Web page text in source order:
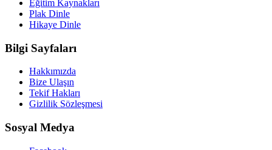
Eğitim Kaynakları
Plak Dinle
Hikaye Dinle
Bilgi Sayfaları
Hakkımızda
Bize Ulaşın
Tekif Hakları
Gizlilik Sözleşmesi
Sosyal Medya